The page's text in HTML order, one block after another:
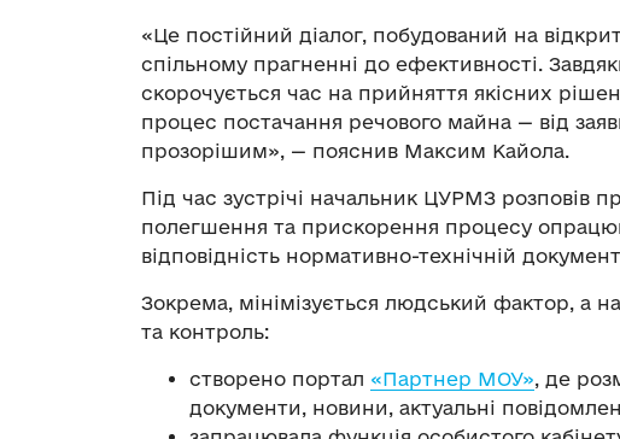
«Це постійний діалог, побудований на
спільному прагненні до ефективності.
скорочується час на прийняття якісних
процес постачання речового майна — від
прозорішим», — пояснив Максим Кайола.
Під час зустрічі начальник ЦУРМЗ розповів
полегшення та прискорення процесу
відповідність нормативно-технічній
Зокрема, мінімізується людський фактор, а
та контроль:
створено портал «Партнер МОУ», де
документи, новини, актуальні